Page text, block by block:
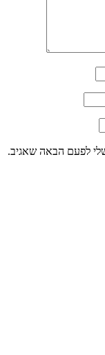
לפעם הבאה שאגיב.